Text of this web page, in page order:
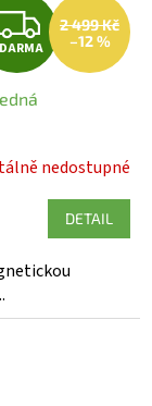
Z
D
R
M
A
2 499 Kč
–12 %
nedostupné
DETAIL